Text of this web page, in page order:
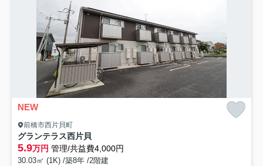
NEW
前橋市西片貝町
グランテラス西片貝
5.9万円 管理/共益費4,000円
30.03㎡ (1K) /築8年 /2階建